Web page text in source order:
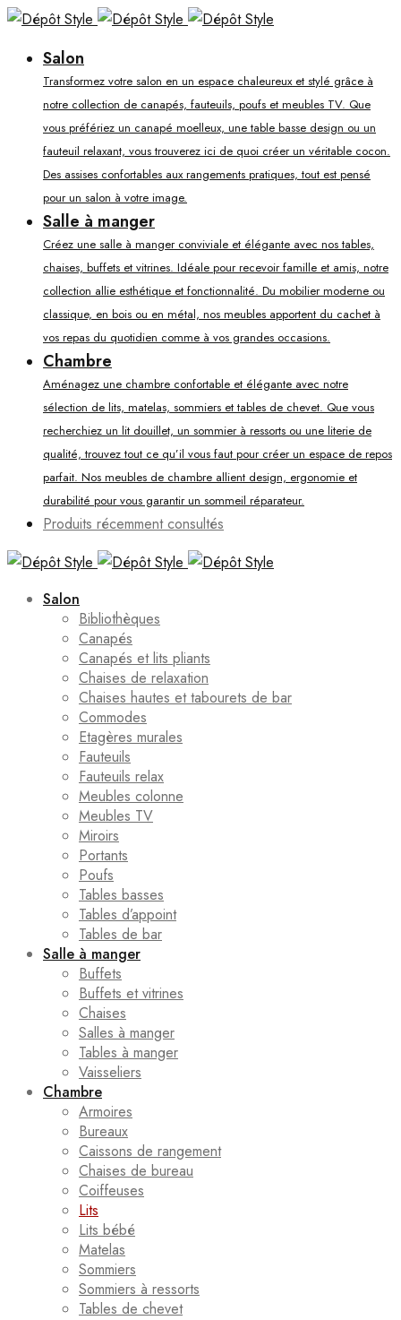
Salon
Transformez votre salon en un espace chaleureux et stylé grâce à
notre collection de canapés, fauteuils, poufs et meubles TV. Que
vous préfériez un canapé moelleux, une table basse design ou un
fauteuil relaxant, vous trouverez ici de quoi créer un véritable cocon.
Des assises confortables aux rangements pratiques, tout est pensé
pour un salon à votre image.
Salle à manger
Créez une salle à manger conviviale et élégante avec nos tables,
chaises, buffets et vitrines. Idéale pour recevoir famille et amis, notre
collection allie esthétique et fonctionnalité. Du mobilier moderne ou
classique, en bois ou en métal, nos meubles apportent du cachet à
vos repas du quotidien comme à vos grandes occasions.
Chambre
Aménagez une chambre confortable et élégante avec notre
sélection de lits, matelas, sommiers et tables de chevet. Que vous
recherchiez un lit douillet, un sommier à ressorts ou une literie de
qualité, trouvez tout ce qu’il vous faut pour créer un espace de repos
parfait. Nos meubles de chambre allient design, ergonomie et
durabilité pour vous garantir un sommeil réparateur.
Produits récemment consultés
Salon
Bibliothèques
Canapés
Canapés et lits pliants
Chaises de relaxation
Chaises hautes et tabourets de bar
Commodes
Etagères murales
Fauteuils
Fauteuils relax
Meubles colonne
Meubles TV
Miroirs
Portants
Poufs
Tables basses
Tables d’appoint
Tables de bar
Salle à manger
Buffets
Buffets et vitrines
Chaises
Salles à manger
Tables à manger
Vaisseliers
Chambre
Armoires
Bureaux
Caissons de rangement
Chaises de bureau
Coiffeuses
Lits
Lits bébé
Matelas
Sommiers
Sommiers à ressorts
Tables de chevet